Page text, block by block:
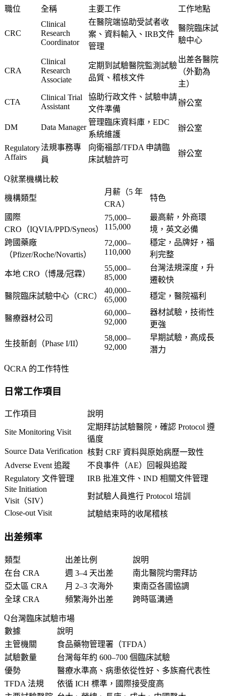
職位 全稱 主要工作 工作地點
CRC
Clinical
Research
Coordinator
在醫院端協助受試者收
案、資料輸入、IRB文件
管理
醫院臨床試
驗中心
CRA
Clinical
Research
Associate
定期到試驗醫院監測試驗
品質、稽核文件
出差各醫院
（外勤為
主）
CTA
Clinical Trial
Assistant
協助行政文件、試驗申請
文件準備
辦公室
DM Data Manager
管理臨床資料庫，EDC
系統維護
辦公室
Regulatory
Affairs
法規事務專
員
向衛福部/TFDA 申請臨
床試驗許可
辦公室
就業機構比較
機構類型
月薪（5 年
CRA）
特色
國際
CRO（IQVIA/PPD/Syneos）
75,000–
115,000
最高薪，外商環
境，英文必備
跨國藥廠
（Pfizer/Roche/Novartis）
72,000–
110,000
穩定，品牌好，福
利完整
本地 CRO（博晟/冠霖）
55,000–
85,000
台灣法規深度，升
遷較快
醫院臨床試驗中心（CRC）
40,000–
65,000
穩定，醫院福利
醫療器材公司
60,000–
92,000
器材試驗，技術性
更強
生技新創（Phase I/II）
58,000–
92,000
早期試驗，高成長
潛力
CRA 的工作特性
日常工作項目
工作項目 說明
Site Monitoring Visit
定期拜訪試驗醫院，確認 Protocol 遵
循度
Source Data Verification 核對 CRF 資料與原始病歷一致性
Adverse Event 追蹤
不良事件（AE）回報與追蹤
Regulatory 文件管理
IRB 批准文件、IND 相關文件管理
Site Initiation
Visit（SIV）
對試驗人員進行 Protocol 培訓
Close-out Visit
試驗結束時的收尾稽核
出差頻率
類型 出差比例
說明
在台 CRA
週 3–4 天出差
南北醫院均需拜訪
亞太區 CRA
月 2–3 次海外
東南亞各國協調
全球 CRA
頻繁海外出差 跨時區溝通
台灣臨床試驗市場
數據
說明
主管機關
食品藥物管理署（TFDA）
試驗數量
台灣每年約 600–700 個臨床試驗
優勢
醫療水準高、病患依從性好、多族裔代表性
TFDA 法規
依循 ICH 標準，國際接受度高